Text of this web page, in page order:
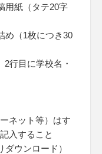
用紙（タテ20字
め（1枚につき30
行目に学校名・
ネット等）はす
入すること
ウンロード）